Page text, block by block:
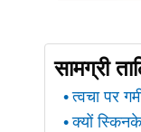
सामग्री
त्वचा पर
क्यों